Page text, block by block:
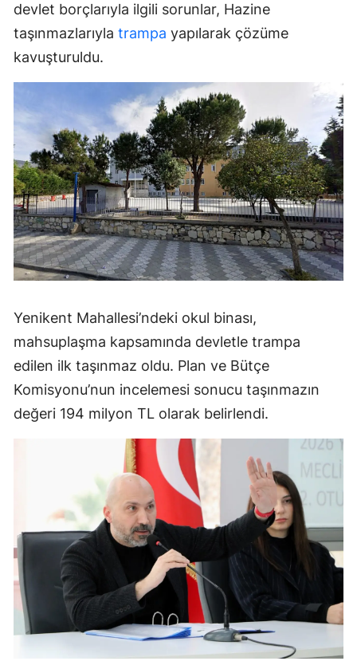
devlet borçlarıyla ilgili sorunlar, Hazine
taşınmazlarıyla trampa yapılarak çözüme
kavuşturuldu.
Yenikent Mahallesi’ndeki okul binası,
mahsuplaşma kapsamında devletle trampa
edilen ilk taşınmaz oldu. Plan ve Bütçe
Komisyonu’nun incelemesi sonucu taşınmazın
değeri 194 milyon TL olarak belirlendi.